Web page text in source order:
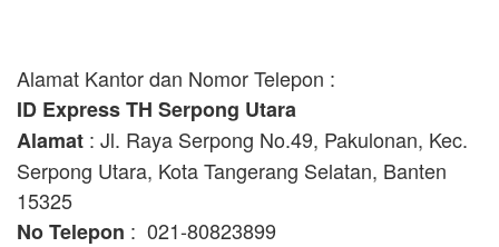
Alamat Kantor dan Nomor Telepon :
ID Express TH Serpong Utara
Alamat : Jl. Raya Serpong No.49, Pakulonan, Kec.
Serpong Utara, Kota Tangerang Selatan, Banten
15325
No Telepon : 021-80823899